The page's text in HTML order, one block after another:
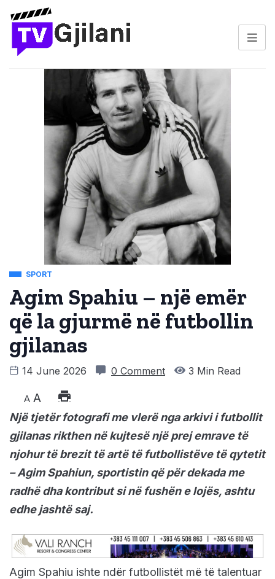
SPORT
Agim Spahiu – një emër
që la gjurmë në futbollin
gjilanas
14 June 2026 0 Comment 3 Min Read
A A
Një tjetër fotografi me vlerë nga arkivi i futbollit
gjilanas rikthen në kujtesë një prej emrave të
njohur të brezit të artë të futbollistëve të qytetit
– Agim Spahiun, sportistin që për dekada me
radhë dha kontribut si në fushën e lojës, ashtu
edhe jashtë saj.
Agim Spahiu ishte ndër futbollistët më të talentuar